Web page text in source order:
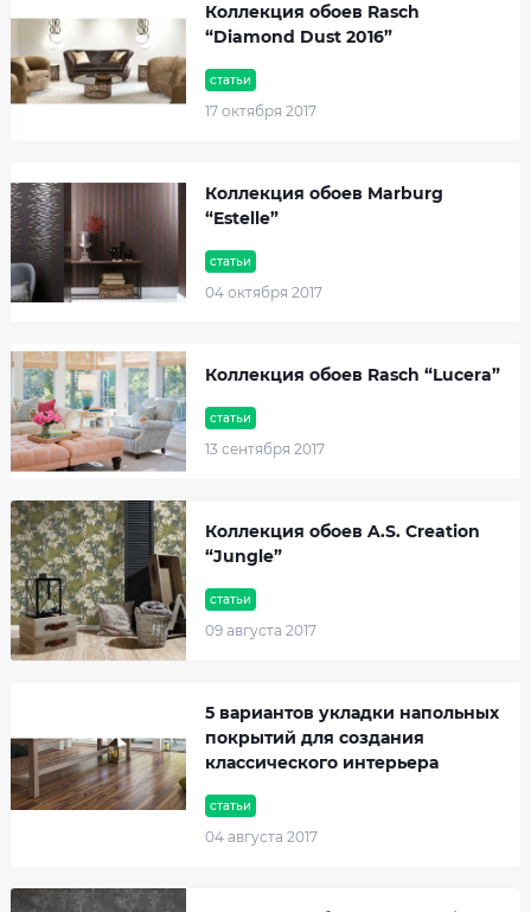
статьи
17 октября 2017
Коллекция обоев Rasch
“Diamond Dust 2016”
статьи
04 октября 2017
Коллекция обоев Marburg
“Estelle”
статьи
13 сентября 2017
Коллекция обоев Rasch “Lucera”
статьи
09 августа 2017
Коллекция обоев A.S. Creation
“Jungle”
статьи
04 августа 2017
5 вариантов укладки напольных
покрытий для создания
классического интерьера